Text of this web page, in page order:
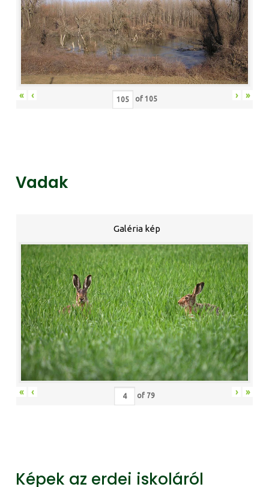
« ‹ of 105 › »
Vadak
Galéria kép
« ‹ of 79 › »
Képek az erdei iskoláról